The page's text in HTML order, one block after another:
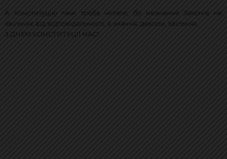
А Конституцію таки треба читати, бо незнання Законів не
звільняє від відповідальності, а знання, деколи, звільняє.
З ДНЕМ КОНСТИТУЦІЇ НАС!